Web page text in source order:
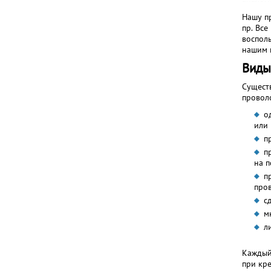
Нашу
пр.
нашим
или
на
при